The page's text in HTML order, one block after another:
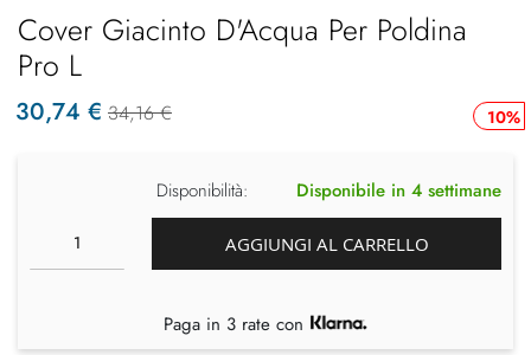
Cover Giacinto D'Acqua Per Poldina
Pro L
10%
30,74 € 34,16 €
Disponibilità: Disponibile in 4 settimane
AGGIUNGI AL CARRELLO
Paga in 3 rate con